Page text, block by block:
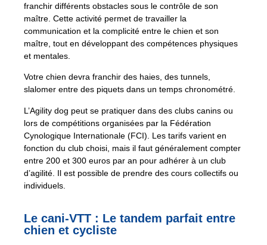
franchir différents obstacles sous le contrôle de son
maître. Cette activité permet de travailler la
communication et la complicité entre le chien et son
maître, tout en développant des compétences physiques
et mentales.
Votre chien devra franchir des haies, des tunnels,
slalomer entre des piquets dans un temps chronométré.
L’Agility dog peut se pratiquer dans des clubs canins ou
lors de compétitions organisées par la Fédération
Cynologique Internationale (FCI). Les tarifs varient en
fonction du club choisi, mais il faut généralement compter
entre 200 et 300 euros par an pour adhérer à un club
d’agilité. Il est possible de prendre des cours collectifs ou
individuels.
Le cani-VTT : Le tandem parfait entre
chien et cycliste